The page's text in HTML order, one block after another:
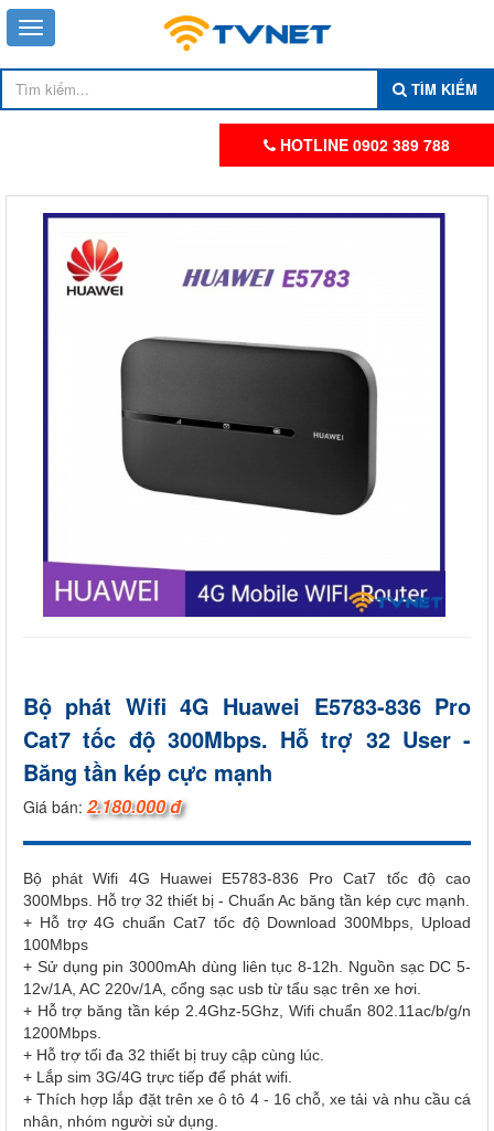
TÌM KIẾM
HOTLINE 0902 389 788
Bộ phát Wifi 4G Huawei E5783-836 Pro
Cat7 tốc độ 300Mbps. Hỗ trợ 32 User -
Băng tần kép cực mạnh
Giá bán: 2.180.000 đ
Bộ phát Wifi 4G Huawei E5783-836 Pro Cat7 tốc độ cao
300Mbps. Hỗ trợ 32 thiết bị - Chuẩn Ac băng tần kép cực mạnh.
+ Hỗ trợ 4G chuẩn Cat7 tốc độ Download 300Mbps, Upload
100Mbps
+ Sử dụng pin 3000mAh dùng liên tục 8-12h. Nguồn sạc DC 5-
12v/1A, AC 220v/1A, cổng sạc usb từ tẩu sạc trên xe hơi.
+ Hỗ trợ băng tần kép 2.4Ghz-5Ghz, Wifi chuẩn 802.11ac/b/g/n
1200Mbps.
+ Hỗ trợ tối đa 32 thiết bị truy cập cùng lúc.
+ Lắp sim 3G/4G trực tiếp để phát wifi.
+ Thích hợp lắp đặt trên xe ô tô 4 - 16 chỗ, xe tải và nhu cầu cá
nhân, nhóm người sử dụng.